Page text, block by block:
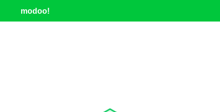
modoo!